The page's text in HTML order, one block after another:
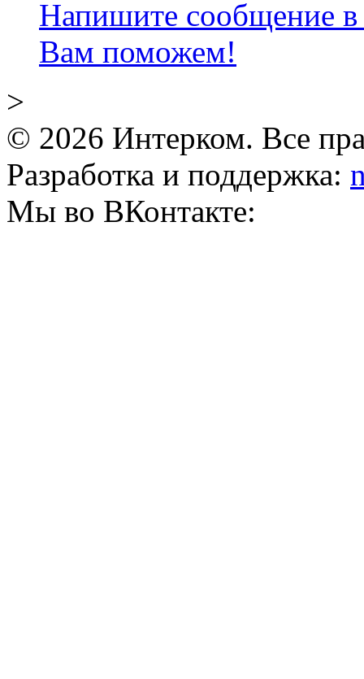
Напишите сообщение
Вам поможем!
>
© 2026 Интерком. Все
Разработка и поддержка:
Мы во ВКонтакте: